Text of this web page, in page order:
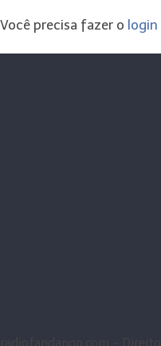
Você precisa fazer o login